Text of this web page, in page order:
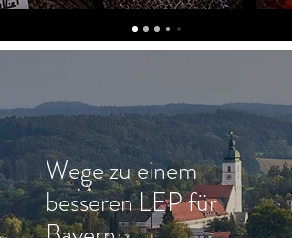
Wege zu einem
besseren LEP für